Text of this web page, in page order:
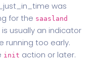
was
for the saasland
usually an indicator
running too early.
init action or later.